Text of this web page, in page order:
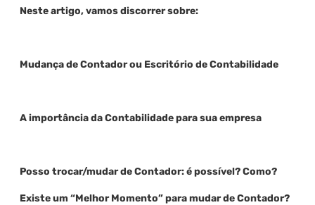
Neste artigo, vamos discorrer sobre:
Mudança de Contador ou Escritório de Contabilidade
A importância da Contabilidade para sua empresa
Posso trocar/mudar de Contador: é possível? Como?
Existe um “Melhor Momento” para mudar de Contador?